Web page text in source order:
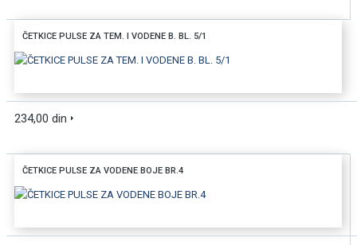
ČETKICE PULSE ZA TEM. I VODENE B. BL. 5/1
DODAJTE U KORPU
234,00 din
ČETKICE PULSE ZA VODENE BOJE BR.4
DODAJTE U KORPU